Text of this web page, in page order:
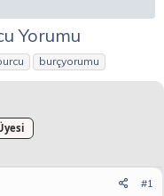
Yorumu
burçyorumu
#1